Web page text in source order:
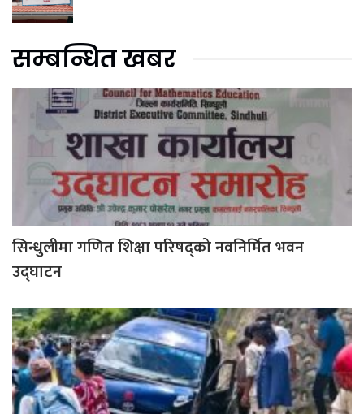
सम्बन्धित खबर
सिन्धुलीमा गणित शिक्षा परिषद्को नवनिर्मित भवन
उद्घाटन